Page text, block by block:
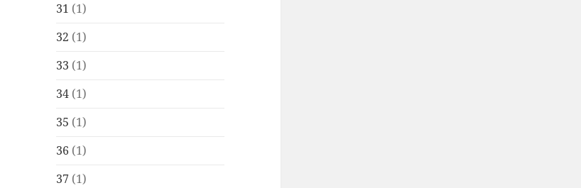
31 (1)
32 (1)
33 (1)
34 (1)
35 (1)
36 (1)
37 (1)